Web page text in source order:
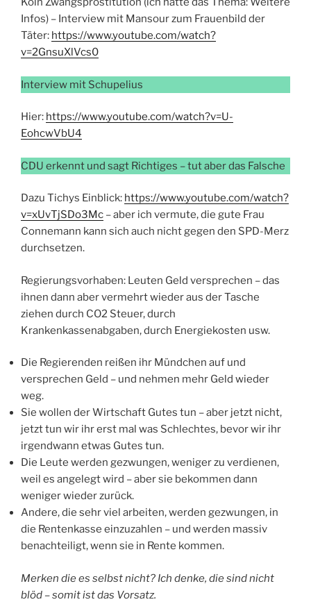
Infos) – Interview mit Mansour zum Frauenbild der
Täter: https://www.youtube.com/watch?
v=2GnsuXlVcs0
Interview mit Schupelius
Hier: https://www.youtube.com/watch?v=U-
EohcwVbU4
CDU erkennt und sagt Richtiges – tut aber das Falsche
Dazu Tichys Einblick: https://www.youtube.com/watch?
v=xUvTjSDo3Mc – aber ich vermute, die gute Frau
Connemann kann sich auch nicht gegen den SPD-Merz
durchsetzen.
Regierungsvorhaben: Leuten Geld versprechen – das
ihnen dann aber vermehrt wieder aus der Tasche
ziehen durch CO2 Steuer, durch
Krankenkassenabgaben, durch Energiekosten usw.
Die Regierenden reißen ihr Mündchen auf und
versprechen Geld – und nehmen mehr Geld wieder
weg.
Sie wollen der Wirtschaft Gutes tun – aber jetzt nicht,
jetzt tun wir ihr erst mal was Schlechtes, bevor wir ihr
irgendwann etwas Gutes tun.
Die Leute werden gezwungen, weniger zu verdienen,
weil es angelegt wird – aber sie bekommen dann
weniger wieder zurück.
Andere, die sehr viel arbeiten, werden gezwungen, in
die Rentenkasse einzuzahlen – und werden massiv
benachteiligt, wenn sie in Rente kommen.
Merken die es selbst nicht? Ich denke, die sind nicht
blöd – somit ist das Vorsatz.